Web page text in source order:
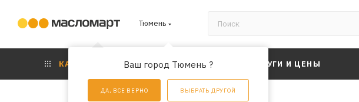
Тюмень
Ваш город Тюмень ?
ДА, ВСЕ ВЕРНО ВЫБРАТЬ ДРУГОЙ
КАТАЛОГ АКЦИИ УСЛУГИ И ЦЕНЫ